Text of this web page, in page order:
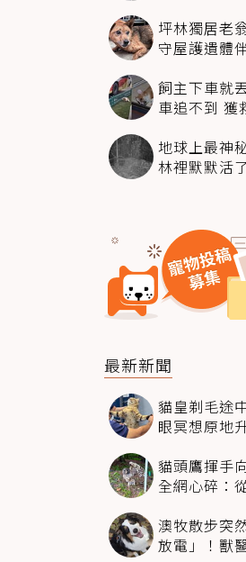
坪林獨居老
守屋護遺體
飼主下車就
車追不到 獲
地球上最神
林裡默默活
最新新聞
貓皇剃毛途
眼冥想原地
貓頭鷹揮手
全網心碎：
澳牧散步突
放電」！獸